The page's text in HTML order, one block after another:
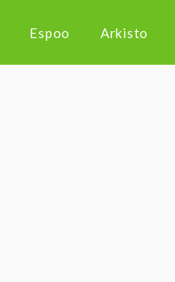
Espoo Arkisto